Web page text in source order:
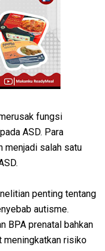
fungsi
ASD. Para
menjadi salah satu
penting tentang
autisme.
BPA prenatal bahkan
meningkatkan risiko